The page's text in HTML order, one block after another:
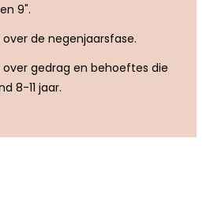
9".
de negenjaarsfase.
gedrag en behoeftes die
8-11 jaar.